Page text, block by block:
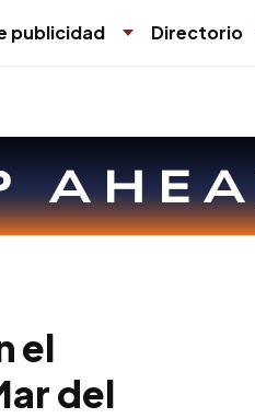
publicidad Directorio
el
del